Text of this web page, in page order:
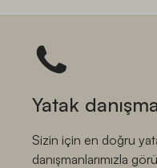
Yatak
Sizin için en doğru
danışmanlarımızla